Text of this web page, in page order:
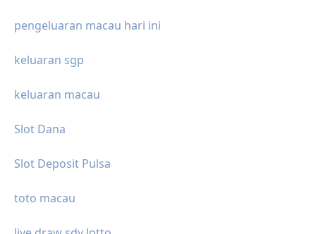
pengeluaran macau hari ini
keluaran sgp
keluaran macau
Slot Dana
Slot Deposit Pulsa
toto macau